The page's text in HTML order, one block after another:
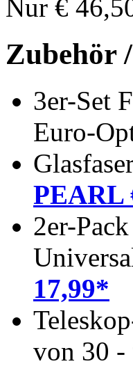
Nur €
Zubehör
3er-Set
Euro-
PEARL
2er-
17,99*
von 30 -